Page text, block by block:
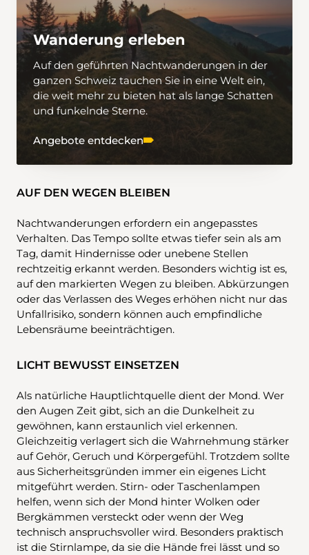
Wanderung erleben
Auf den geführten Nachtwanderungen in der
ganzen Schweiz tauchen Sie in eine Welt ein,
die weit mehr zu bieten hat als lange Schatten
und funkelnde Sterne.
Angebote entdecken
AUF DEN WEGEN BLEIBEN
Nachtwanderungen erfordern ein angepasstes
Verhalten. Das Tempo sollte etwas tiefer sein als am
Tag, damit Hindernisse oder unebene Stellen
rechtzeitig erkannt werden. Besonders wichtig ist es,
auf den markierten Wegen zu bleiben. Abkürzungen
oder das Verlassen des Weges erhöhen nicht nur das
Unfallrisiko, sondern können auch empfindliche
Lebensräume beeinträchtigen.
LICHT BEWUSST EINSETZEN
Als natürliche Hauptlichtquelle dient der Mond. Wer
den Augen Zeit gibt, sich an die Dunkelheit zu
gewöhnen, kann erstaunlich viel erkennen.
Gleichzeitig verlagert sich die Wahrnehmung stärker
auf Gehör, Geruch und Körpergefühl. Trotzdem sollte
aus Sicherheitsgründen immer ein eigenes Licht
mitgeführt werden. Stirn- oder Taschenlampen
helfen, wenn sich der Mond hinter Wolken oder
Bergkämmen versteckt oder wenn der Weg
technisch anspruchsvoller wird. Besonders praktisch
ist die Stirnlampe, da sie die Hände frei lässt und so